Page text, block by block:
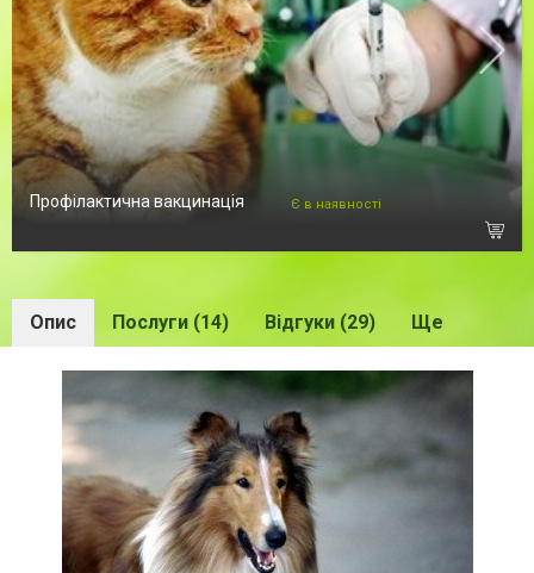
Профілактична вакцинація Є в наявності
Опис Послуги (14) Відгуки (29) Ще